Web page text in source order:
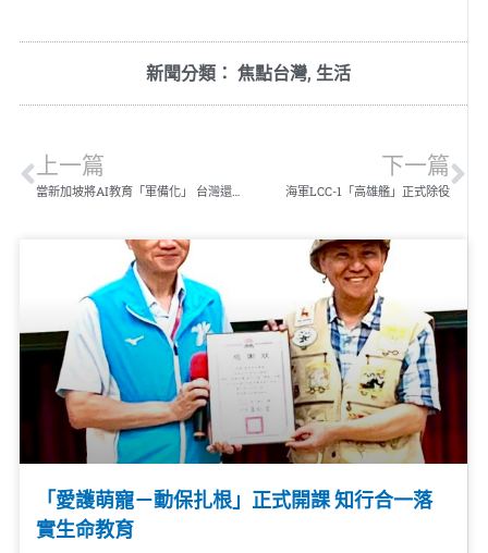
新聞分類： 焦點台灣, 生活
上一篇
當新加坡將AI教育「軍備化」 台灣還在憑運氣？
下一篇
海軍LCC-1「高雄艦」正式除役
「愛護萌寵－動保扎根」正式開課 知行合一落
實生命教育